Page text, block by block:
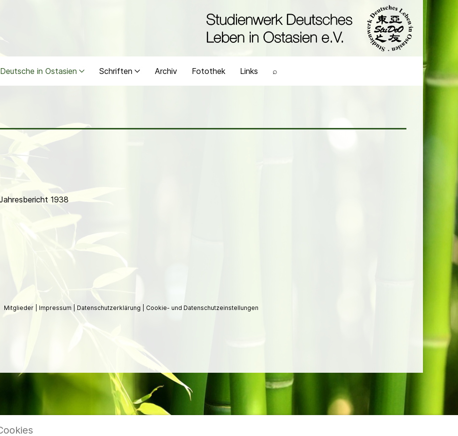
Deutsche in Ostasien Schriften Archiv Fotothek Links ⌕
1938
Mitglieder Impressum Datenschutzerklärung Cookie- und Datenschutzeinstellungen